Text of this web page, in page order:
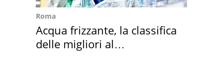
Roma
Acqua frizzante, la classifica
delle migliori al